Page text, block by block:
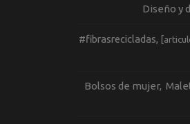
Diseño y
#fibrasrecicladas
Bolsos de mujer